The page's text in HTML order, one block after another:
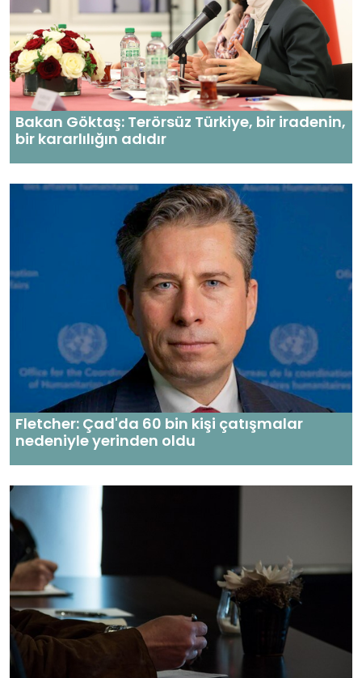
Bakan Göktaş: Terörsüz Türkiye, bir iradenin,
bir kararlılığın adıdır
Fletcher: Çad'da 60 bin kişi çatışmalar
nedeniyle yerinden oldu